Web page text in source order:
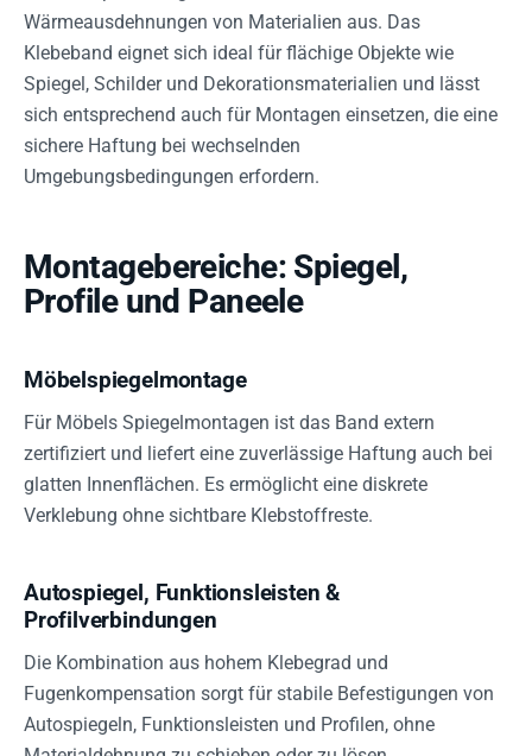
Wärmeausdehnungen von Materialien aus. Das
Klebeband eignet sich ideal für flächige Objekte wie
Spiegel, Schilder und Dekorationsmaterialien und lässt
sich entsprechend auch für Montagen einsetzen, die eine
sichere Haftung bei wechselnden
Umgebungsbedingungen erfordern.
Montagebereiche: Spiegel,
Profile und Paneele
Möbelspiegelmontage
Für Möbels Spiegelmontagen ist das Band extern
zertifiziert und liefert eine zuverlässige Haftung auch bei
glatten Innenflächen. Es ermöglicht eine diskrete
Verklebung ohne sichtbare Klebstoffreste.
Autospiegel, Funktionsleisten &
Profilverbindungen
Die Kombination aus hohem Klebegrad und
Fugenkompensation sorgt für stabile Befestigungen von
Autospiegeln, Funktionsleisten und Profilen, ohne